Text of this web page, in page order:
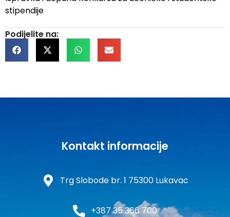
stipendije
Podijelite na:
Kontakt informacije
Trg Slobode br. 1 75300 Lukavac
+387 35 366 700